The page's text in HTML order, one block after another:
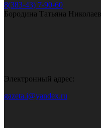
8(383-43) 7-90-60
Бородина Татьяна
Электронный адрес:
gazeta.i@yandex.ru